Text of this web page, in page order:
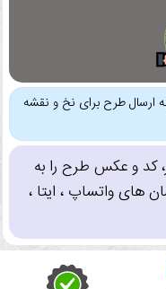
ارسال طرح برای نخ و نقشه
کد و عکس طرح را به
های واتساپ ، ایتا ،